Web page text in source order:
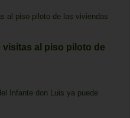
visitas al piso piloto de